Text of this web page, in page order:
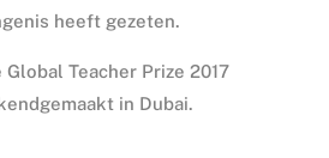
heeft gezeten.
Global Teacher Prize 2017
in Dubai.